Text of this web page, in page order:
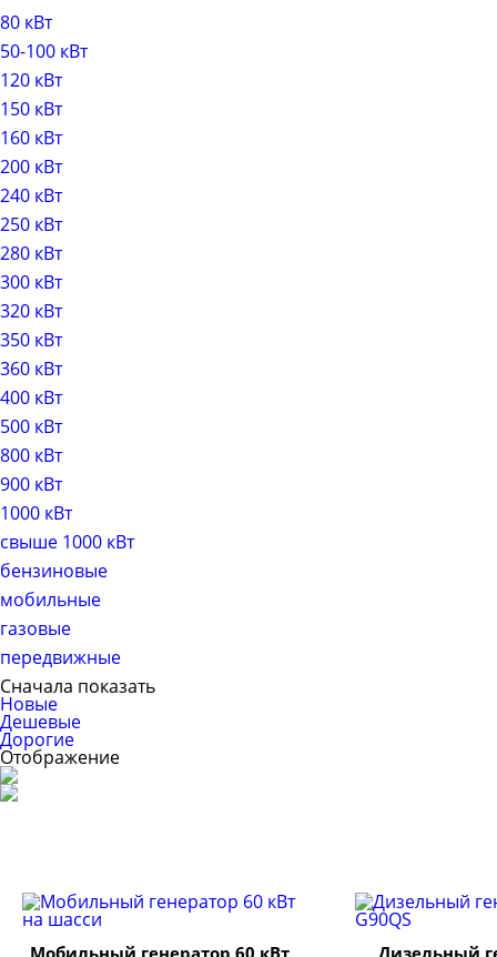
80 кВт
50-100 кВт
120 кВт
150 кВт
160 кВт
200 кВт
240 кВт
250 кВт
280 кВт
300 кВт
320 кВт
350 кВт
360 кВт
400 кВт
500 кВт
800 кВт
900 кВт
1000 кВт
свыше 1000 кВт
бензиновые
мобильные
газовые
передвижные
Сначала показать
Новые
Дешевые
Дорогие
Отображение
Мобильный генератор 60 кВт Дизельный